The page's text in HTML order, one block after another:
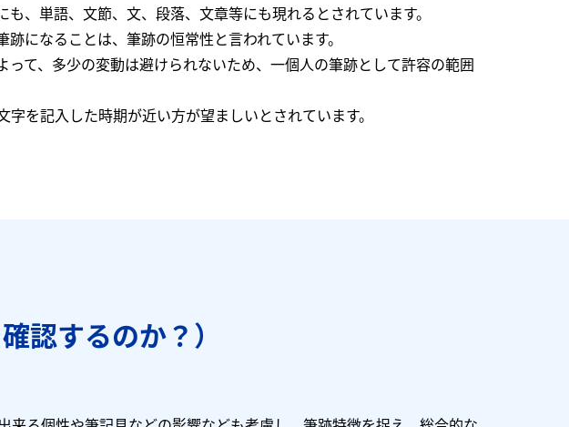
、単語、文節、文、段落、文章等にも現れるとされています。
になることは、筆跡の恒常性と言われています。
て、多少の変動は避けられないため、一個人の筆跡として許容の範囲
を記入した時期が近い方が望ましいとされています。
認するのか？）